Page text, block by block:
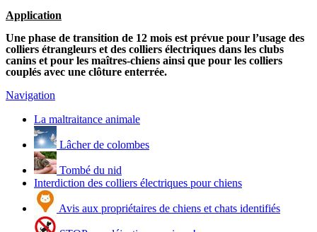
Application
Une phase de transition de 12 mois est prévue pour l’usage des
colliers étrangleurs et des colliers électriques dans les clubs
canins et pour les maîtres-chiens ainsi que pour les colliers
couplés avec une clôture enterrée.
Navigation
La maltraitance animale
Lâcher de colombes
Tombé du nid
Interdiction des colliers électriques pour chiens
Avis aux propriétaires de chiens et chats identifiés